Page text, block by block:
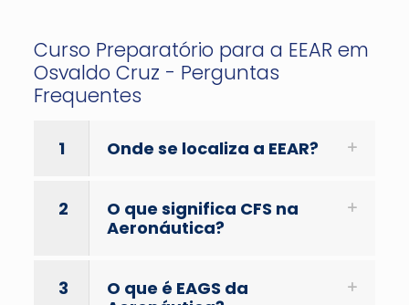
Curso Preparatório para a EEAR em
Osvaldo Cruz - Perguntas
Frequentes
1 Onde se localiza a EEAR?
2
O que significa CFS na
Aeronáutica?
3
O que é EAGS da